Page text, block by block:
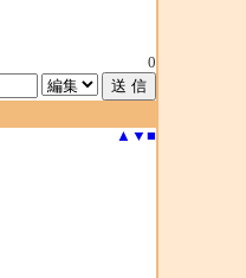
0
▲ ▼ ■